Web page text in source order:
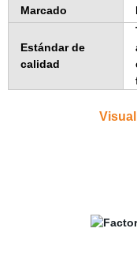
Marcado
Estándar de
calidad